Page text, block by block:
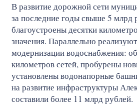
В развитие дорожной сети
за последние годы свыше 5 млрд
благоустроены десятки
значения. Параллельно
модернизации водоснабжения:
километров сетей, пробурены
установлены водонапорные
на развитие инфраструктуры
составили более 11 млрд рублей.